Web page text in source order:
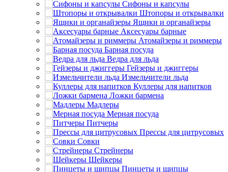
Сифоны и капсулы
Штопоры и открывалки
Ящики и органайзеры
Аксесуары барные
Атомайзеры и риммеры
Барная посуда
Ведра для льда
Гейзеры и джиггеры
Измельчители льда
Куллеры для напитков
Ложки бармена
Мадлеры
Мерная посуда
Питчеры
Прессы для цитрусовых
Совки
Стрейнеры
Шейкеры
Пинцеты и щипцы